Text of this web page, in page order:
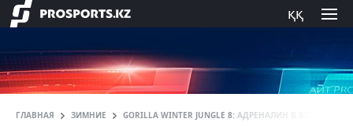
ққ
ГЛАВНАЯ ЗИМНИЕ GORILLA WINTER JUNGLE 8: АДРЕНАЛИН В